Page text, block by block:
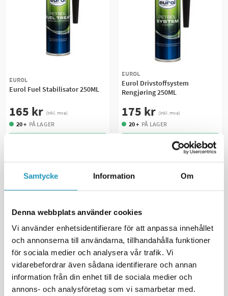
Samtycke Information Om
Denna webbplats använder cookies
Vi använder enhetsidentifierare för att anpassa innehållet
och annonserna till användarna, tillhandahålla funktioner
för sociala medier och analysera vår trafik. Vi
vidarebefordrar även sådana identifierare och annan
information från din enhet till de sociala medier och
annons- och analysföretag som vi samarbetar med.
EUROL
Eurol Fuel Stabilisator 250ML
165 kr (inkl. mva)
20 + PÅ LAGER
EUROL
Eurol Drivstoffsystem
Rengjøring 250ML
175 kr (inkl. mva)
20 + PÅ LAGER
+ LEGG TIL I
HANDLEKURVEN